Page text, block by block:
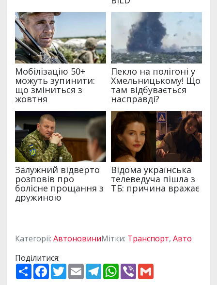
Категорії: АвтоновиниМітки: Транспорт, Авто
Поділитися:
П
о
F
a
T
w
E
m
T
e
W
h
V